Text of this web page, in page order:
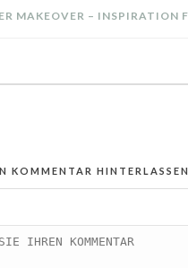
KOMMENTAR HINTERLASSEN